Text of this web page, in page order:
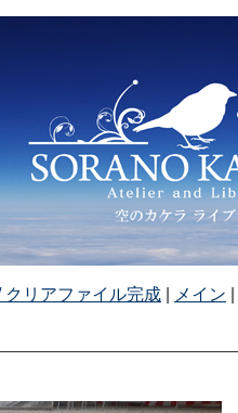
リアファイル完成 メイン